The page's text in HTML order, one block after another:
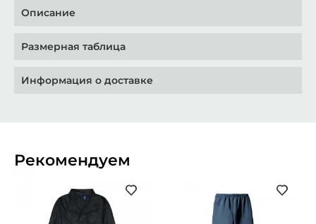
Описание
Размерная таблица
Информация о доставке
Рекомендуем